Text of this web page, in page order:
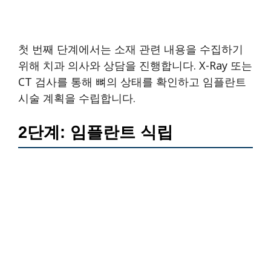
첫 번째 단계에서는 소재 관련 내용을 수집하기
위해 치과 의사와 상담을 진행합니다. X-Ray 또는
CT 검사를 통해 뼈의 상태를 확인하고 임플란트
시술 계획을 수립합니다.
2단계: 임플란트 식립